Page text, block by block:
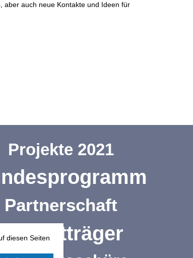
diesen Seiten
aber auch neue Kontakte und Ideen für
Projekte 2021
Partnerschaft